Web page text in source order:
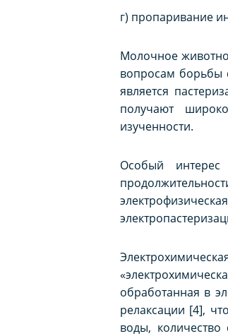
г) пропаривание
Молочное
вопросам борьбы
является
получают
изученности.
Особый
обработанная в
релаксации [4],
воды,